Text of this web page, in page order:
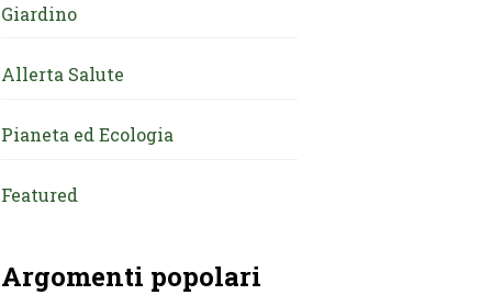
Giardino
Allerta Salute
Pianeta ed Ecologia
Featured
Argomenti popolari